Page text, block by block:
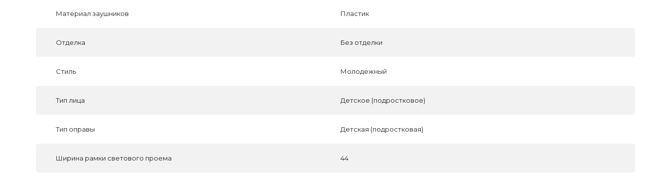
Материал заушников Пластик
Отделка Без отделки
Стиль Молодежный
Тип лица Детское (подростковое)
Тип оправы Детская (подростковая)
Ширина рамки светового проема 44